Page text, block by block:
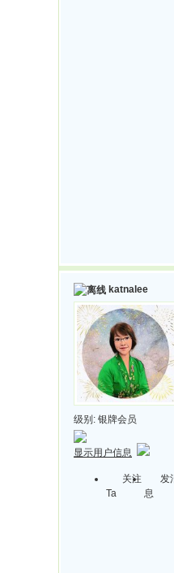
katnalee
级别: 银牌会员
显示用户信息
关注
Ta
发
息